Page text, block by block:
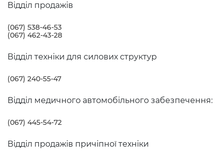
Відділ продажів
(067) 538-46-53
(067) 462-43-28
Відділ техніки для силових структур
(067) 240-55-47
Відділ медичного автомобільного забезпечення:
(067) 445-54-72
Відділ продажів причіпної техніки